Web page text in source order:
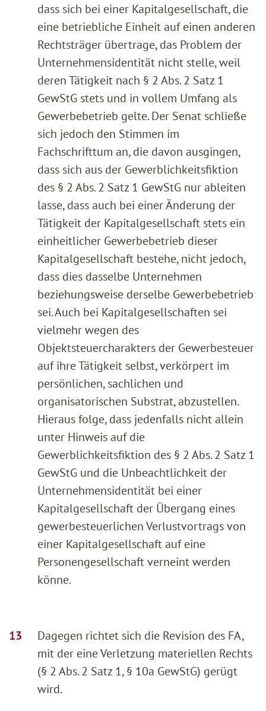
dass sich bei einer Kapitalgesellschaft, die
eine betriebliche Einheit auf einen anderen
Rechtsträger übertrage, das Problem der
Unternehmensidentität nicht stelle, weil
deren Tätigkeit nach § 2 Abs. 2 Satz 1
GewStG stets und in vollem Umfang als
Gewerbebetrieb gelte. Der Senat schließe
sich jedoch den Stimmen im
Fachschrifttum an, die davon ausgingen,
dass sich aus der Gewerblichkeitsfiktion
des § 2 Abs. 2 Satz 1 GewStG nur ableiten
lasse, dass auch bei einer Änderung der
Tätigkeit der Kapitalgesellschaft stets ein
einheitlicher Gewerbebetrieb dieser
Kapitalgesellschaft bestehe, nicht jedoch,
dass dies dasselbe Unternehmen
beziehungsweise derselbe Gewerbebetrieb
sei. Auch bei Kapitalgesellschaften sei
vielmehr wegen des
Objektsteuercharakters der Gewerbesteuer
auf ihre Tätigkeit selbst, verkörpert im
persönlichen, sachlichen und
organisatorischen Substrat, abzustellen.
Hieraus folge, dass jedenfalls nicht allein
unter Hinweis auf die
Gewerblichkeitsfiktion des § 2 Abs. 2 Satz 1
GewStG und die Unbeachtlichkeit der
Unternehmensidentität bei einer
Kapitalgesellschaft der Übergang eines
gewerbesteuerlichen Verlustvortrags von
einer Kapitalgesellschaft auf eine
Personengesellschaft verneint werden
könne.
Dagegen richtet sich die Revision des FA,
mit der eine Verletzung materiellen Rechts
(§ 2 Abs. 2 Satz 1, § 10a GewStG) gerügt
wird.